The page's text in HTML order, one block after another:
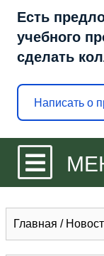
Есть
учебного
сделать
Написать о
Главная /